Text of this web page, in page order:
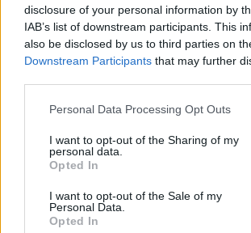
disclosure of your personal information by
IAB’s list of downstream participants. This
also be disclosed by us to third parties on
Downstream Participants that may further
Please note that this website/app uses one
not limited to your visit or usage behaviour.
grant or deny consent to Google and its
use your data for below specified purposes
consent section.
Personal Data Processing Opt Outs
I want to opt-out of the Sharing of my
personal data.
Opted In
I want to opt-out of the Sale of my
Personal Data.
Opted In